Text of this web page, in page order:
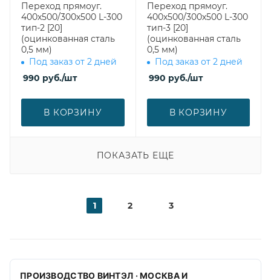
Переход прямоуг.
400х500/300х500 L-300
тип-2 [20]
(оцинкованная сталь
0,5 мм)
Под заказ от 2 дней
990 руб./шт
В КОРЗИНУ
Переход прямоуг.
400х500/300х500 L-300
тип-3 [20]
(оцинкованная сталь
0,5 мм)
Под заказ от 2 дней
990 руб./шт
В КОРЗИНУ
ПОКАЗАТЬ ЕЩЕ
1 2 3
ПРОИЗВОДСТВО ВИНТЭЛ · МОСКВА И